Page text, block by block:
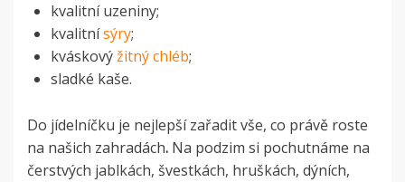
kvalitní uzeniny;
kvalitnísýry;
kváskovýžitný chléb;
sladké kaše.
Do jídelníčku je nejlepší zařadit vše, co právě roste
na našich zahradách. Na podzim si pochutnáme na
čerstvých jablkách, švestkách, hruškách, dýních,